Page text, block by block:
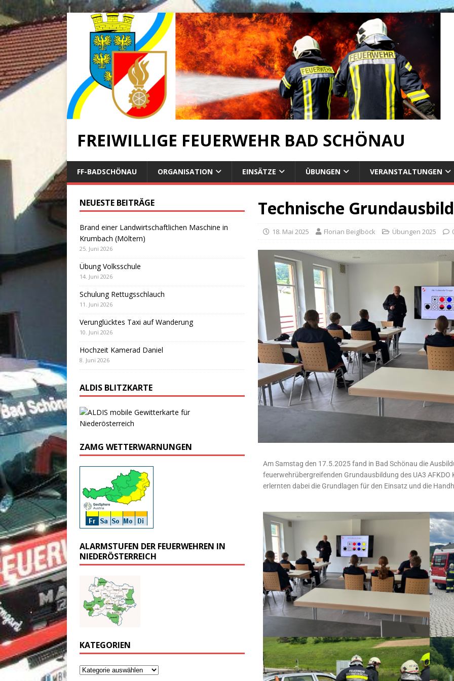
FREIWILLIGE FEUERWEHR BAD SCHÖNAU
FF-BADSCHÖNAU ORGANISATION EINSÄTZE ÜBUNGEN VERANSTALTUNGEN
Technische
18. Mai 2025 Florian Beiglböck Übungen 2025
Am Samstag den 17.5.2025 fand in Bad Schönau die
feuerwehrübergreifenden Grundausbildung des UA3
erlernten dabei die Grundlagen für den Einsatz und die
NEUESTE BEITRÄGE
Brand einer Landwirtschaftlichen Maschine in
Krumbach (Möltern)
25. Juni 2026
Übung Volksschule
14. Juni 2026
Schulung Rettugsschlauch
11. Juni 2026
Verunglücktes Taxi auf Wanderung
10. Juni 2026
Hochzeit Kamerad Daniel
8. Juni 2026
ALDIS BLITZKARTE
ZAMG WETTERWARNUNGEN
ALARMSTUFEN DER FEUERWEHREN IN
NIEDERÖSTERREICH
KATEGORIEN